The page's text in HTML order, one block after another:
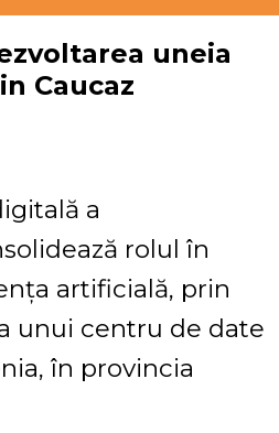
uneia
Caucaz
a
rolul în
artificială, prin
unui centru de date
în provincia